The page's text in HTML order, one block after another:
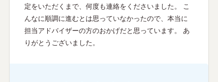
定をいただくまで、何度も連絡をくださいました。 こ
んなに順調に進むとは思っていなかったので、本当に
担当アドバイザーの方のおかげだと思っています。 あ
りがとうございました。